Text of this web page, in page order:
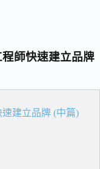
師快速建立品牌
建立品牌 (中篇)